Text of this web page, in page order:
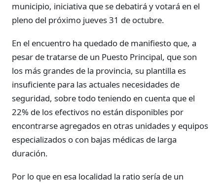
municipio, iniciativa que se debatirá y votará en el
pleno del próximo jueves 31 de octubre.
En el encuentro ha quedado de manifiesto que, a
pesar de tratarse de un Puesto Principal, que son
los más grandes de la provincia, su plantilla es
insuficiente para las actuales necesidades de
seguridad, sobre todo teniendo en cuenta que el
22% de los efectivos no están disponibles por
encontrarse agregados en otras unidades y equipos
especializados o con bajas médicas de larga
duración.
Por lo que en esa localidad la ratio sería de un